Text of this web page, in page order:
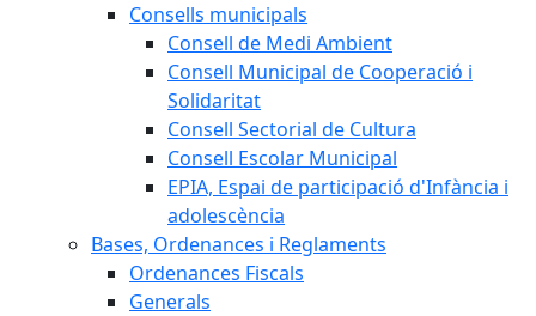
Consells municipals
Consell de Medi Ambient
Consell Municipal de Cooperació i
Solidaritat
Consell Sectorial de Cultura
Consell Escolar Municipal
EPIA, Espai de participació d'Infància i
adolescència
Bases, Ordenances i Reglaments
Ordenances Fiscals
Generals